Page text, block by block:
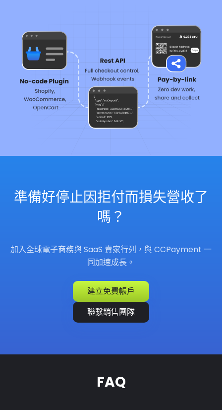
準備好停止因拒付而損失營收了
嗎？
加入全球電子商務與 SaaS 賣家行列，與 CCPayment 一
同加速成長。
建立免費帳戶
聯繫銷售團隊
FAQ